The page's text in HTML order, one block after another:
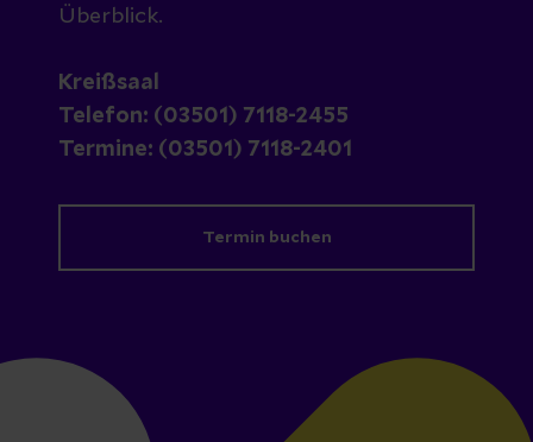
Überblick.
Kreißsaal
Telefon: (03501) 7118-2455
Termine: (03501) 7118-2401
Termin buchen